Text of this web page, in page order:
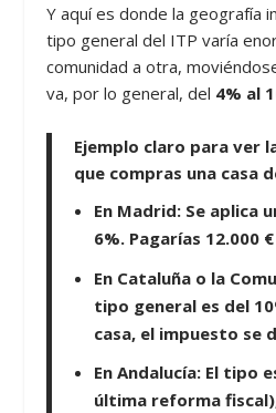
Y aquí es donde la geografía
tipo general del ITP varía
comunidad a otra,
va, por lo general, del 4% al
Ejemplo claro para ver
que compras una casa
En Madrid:Se aplica
6%. Pagarías 12.000 €
En Cataluña o la
tipo general es del
casa, el impuesto se
En Andalucía:El tipo
última reforma